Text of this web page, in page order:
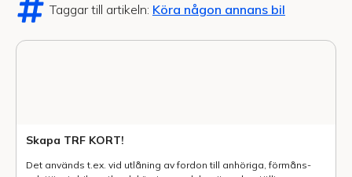
Taggar till artikeln: Köra någon annans bil
Skapa TRF KORT!
Det används t.ex. vid utlåning av fordon till anhöriga, förmåns-